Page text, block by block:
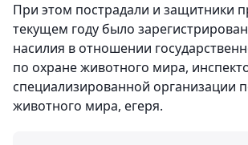
При этом пострадали и защитники
текущем году было
насилия в отношении
по охране животного мира,
специализированной организации
животного мира, егеря.